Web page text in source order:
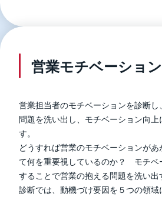
営業モチベーショ
営業担当者のモチベーションを診断
問題を洗い出し、モチベーション向上
す。
どうすれば営業のモチベーションが
て何を重要視しているのか？ モチベ
することで営業の抱える問題を洗い出
診断では、動機づけ要因を５つの領